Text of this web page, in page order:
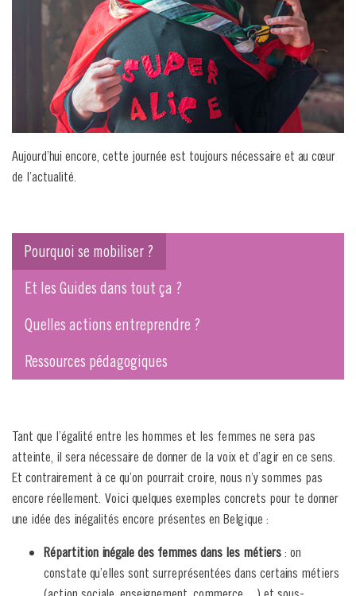
Aujourd’hui encore, cette journée est toujours nécessaire et au cœur
de l’actualité.
Pourquoi se mobiliser ?
Et les Guides dans tout ça ?
Quelles actions entreprendre ?
Ressources pédagogiques
Tant que l’égalité entre les hommes et les femmes ne sera pas
atteinte, il sera nécessaire de donner de la voix et d’agir en ce sens.
Et contrairement à ce qu’on pourrait croire, nous n’y sommes pas
encore réellement. Voici quelques exemples concrets pour te donner
une idée des inégalités encore présentes en Belgique :
Répartition inégale des femmes dans les métiers: on
constate qu’elles sont surreprésentées dans certains métiers